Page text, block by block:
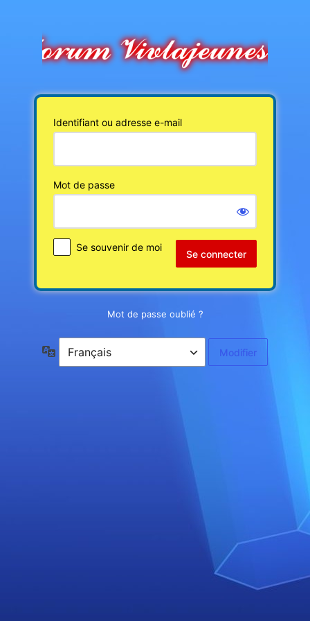
connecter
Identifiant ou adresse e-mail
Mot de passe
Se souvenir de moi
Mot de passe oublié ?
Langue